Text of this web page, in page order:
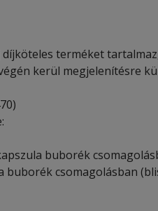
díjköteles terméket
kerül megjelenítésre
buborék
csomagolásban